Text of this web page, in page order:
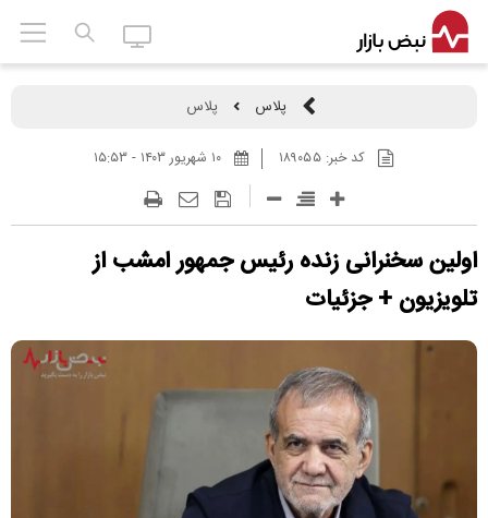
پلاس پلاس
کد خبر:۱۸۹۰۵۵ ۱۰ شهريور ۱۴۰۳ - ۱۵:۵۳
اولین سخنرانی زنده رئیس جمهور امشب از
تلویزیون + جزئیات